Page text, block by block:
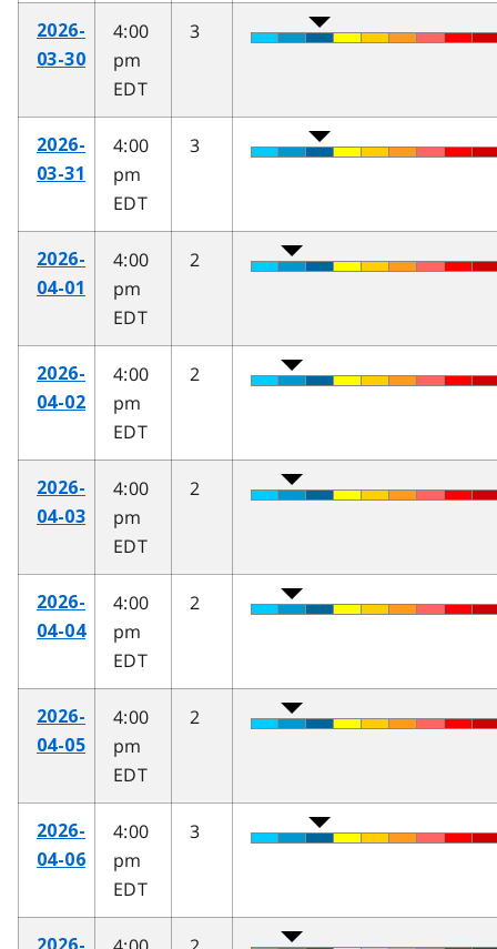
2026-
03-30
4:00
pm
EDT
3
2026-
03-31
4:00
pm
EDT
3
2026-
04-01
4:00
pm
EDT
2
2026-
04-02
4:00
pm
EDT
2
2026-
04-03
4:00
pm
EDT
2
2026-
04-04
4:00
pm
EDT
2
2026-
04-05
4:00
pm
EDT
2
2026-
04-06
4:00
pm
EDT
3